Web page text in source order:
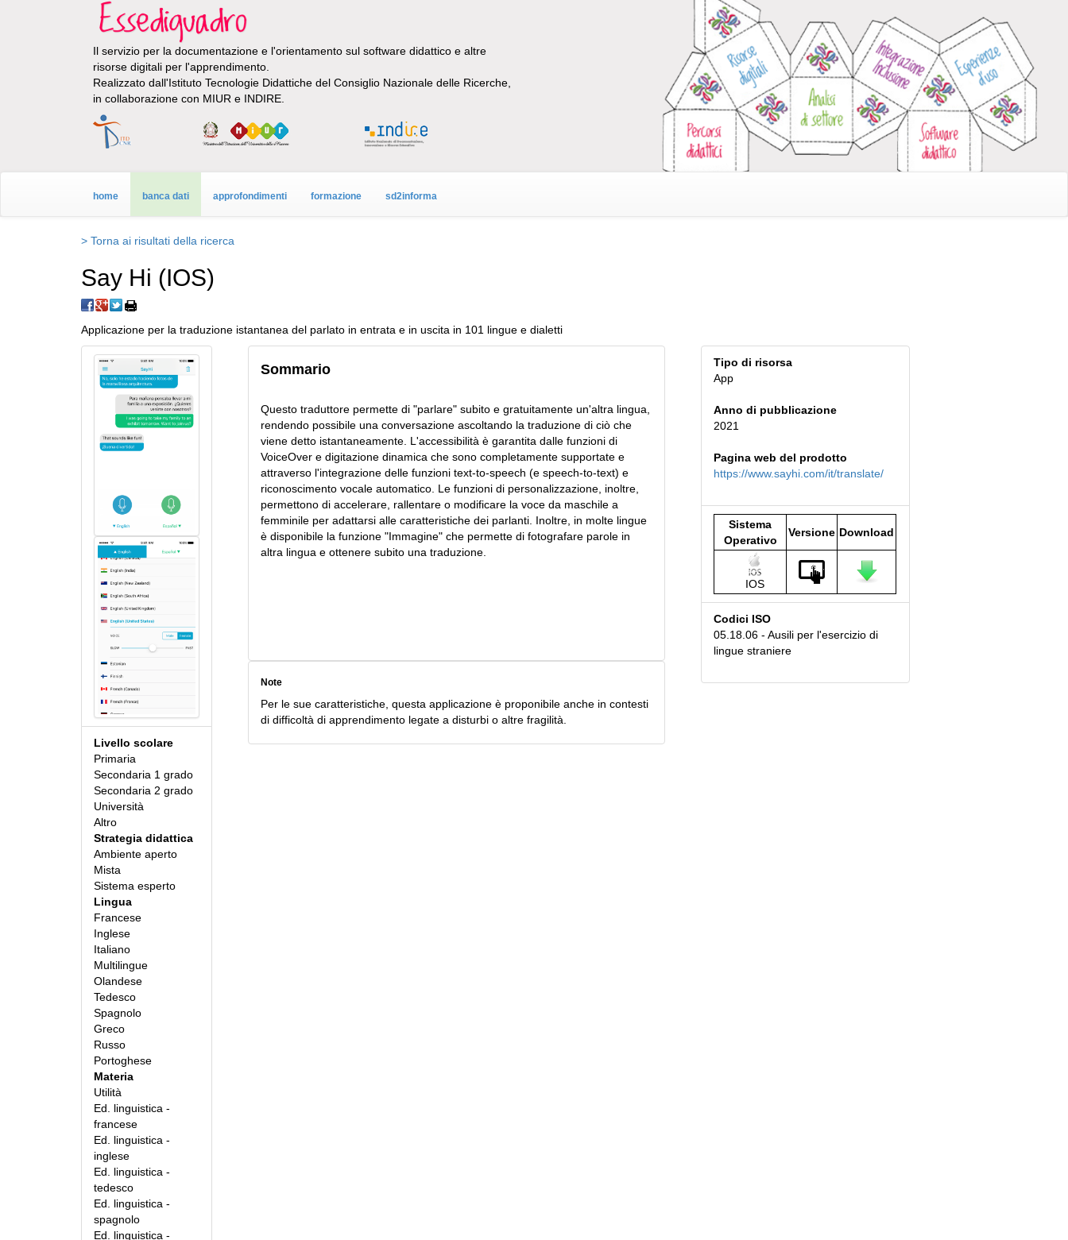
Il servizio per la documentazione e l'orientamento sul software didattico e altre
risorse digitali per l'apprendimento.
Realizzato dall'Istituto Tecnologie Didattiche del Consiglio Nazionale delle Ricerche,
in collaborazione con MIUR e INDIRE.
home banca dati approfondimenti formazione sd2informa
> Torna ai risultati della ricerca
Say Hi (IOS)
Applicazione per la traduzione istantanea del parlato in entrata e in uscita in 101 lingue e dialetti
Livello scolare
Primaria
Secondaria 1 grado
Secondaria 2 grado
Università
Altro
Strategia didattica
Ambiente aperto
Mista
Sistema esperto
Lingua
Francese
Inglese
Italiano
Multilingue
Olandese
Tedesco
Spagnolo
Greco
Russo
Portoghese
Materia
Utilità
Ed. linguistica -
francese
Ed. linguistica -
inglese
Ed. linguistica -
tedesco
Ed. linguistica -
spagnolo
Ed. linguistica -
Sommario
Questo traduttore permette di "parlare" subito e gratuitamente un'altra lingua,
rendendo possibile una conversazione ascoltando la traduzione di ciò che
viene detto istantaneamente. L'accessibilità è garantita dalle funzioni di
VoiceOver e digitazione dinamica che sono completamente supportate e
attraverso l'integrazione delle funzioni text-to-speech (e speech-to-text) e
riconoscimento vocale automatico. Le funzioni di personalizzazione, inoltre,
permettono di accelerare, rallentare o modificare la voce da maschile a
femminile per adattarsi alle caratteristiche dei parlanti. Inoltre, in molte lingue
è disponibile la funzione "Immagine" che permette di fotografare parole in
altra lingua e ottenere subito una traduzione.
Note
Per le sue caratteristiche, questa applicazione è proponibile anche in contesti
di difficoltà di apprendimento legate a disturbi o altre fragilità.
Tipo di risorsa
App
Anno di pubblicazione
2021
Pagina web del prodotto
https://www.sayhi.com/it/translate/
Sistema
Operativo
Versione Download
IOS
Codici ISO
05.18.06 - Ausili per l'esercizio di
lingue straniere